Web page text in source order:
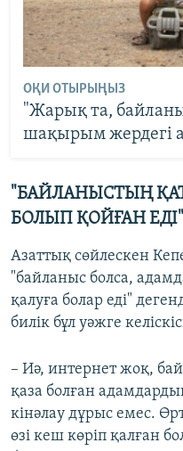
ОҚИ ОТЫРЫҢЫЗ
"Жарық та,
шақырым жердегі
"БАЙЛАНЫСТЫҢ
БОЛЫП ҚОЙҒАН ЕДІ"
Азаттық сөйлескен
"байланыс болса,
қалуға болар еді"
билік бұл уәжге
– Иә, интернет жоқ,
қаза болған
кінәлау дұрыс емес.
өзі кеш көріп қалған